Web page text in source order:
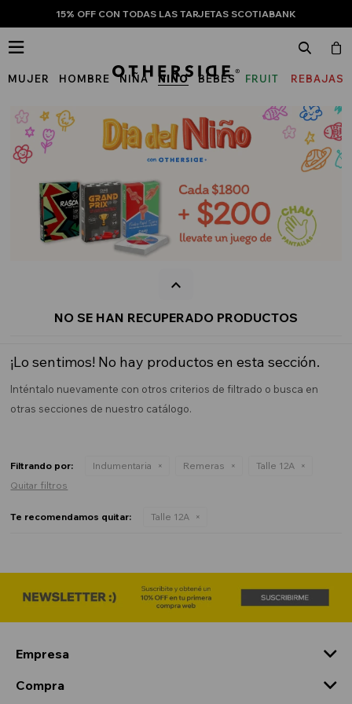
15% OFF CON TODAS LAS TARJETAS SCOTIABANK
MUJER HOMBRE NIÑA NIÑO BEBÉS
FRUIT
THE
LOOM
REBAJAS

NO SE HAN RECUPERADO PRODUCTOS
¡Lo sentimos! No hay productos en esta sección.
Inténtalo nuevamente con otros criterios de filtrado o busca en
otras secciones de nuestro catálogo.
Filtrando por: Indumentaria Remeras
Talle 12A
Quitar filtros
Te recomendamos quitar: Talle 12A
Empresa
Compra